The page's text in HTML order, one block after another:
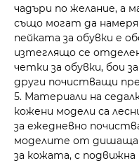
чадъри по желание, а
също могат да
пейката за обувки е
изтеглящо се
четки за обувки, бои
други почистващи
5. Материали на
кожени модели са
за ежедневно
моделите от дишаща
за кожата, с